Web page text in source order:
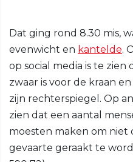
Dat ging rond 8.30 mis,
evenwicht en kantelde.
op social media is te
zwaar is voor de kraan
zijn rechterspiegel. Op
zien dat een aantal
moesten maken om
gevaarte geraakt te